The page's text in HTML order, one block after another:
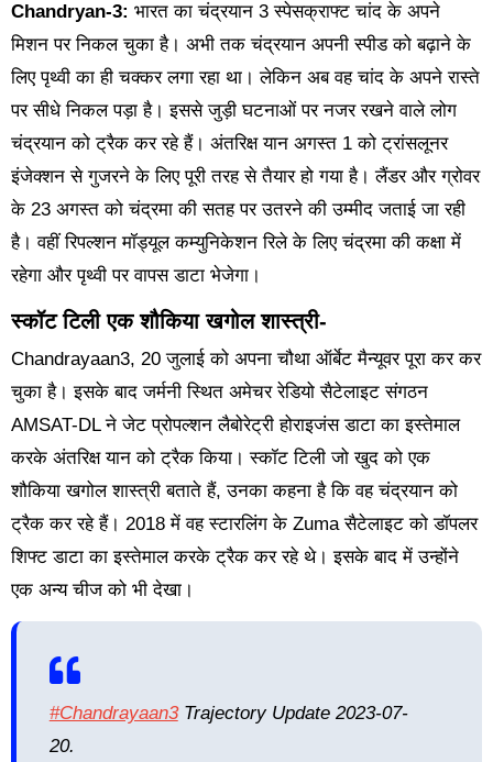
Chandryan-3: भारत का चंद्रयान 3 स्पेसक्राफ्ट चांद के अपने
मिशन पर निकल चुका है। अभी तक चंद्रयान अपनी स्पीड को बढ़ाने के
लिए पृथ्वी का ही चक्कर लगा रहा था। लेकिन अब वह चांद के अपने रास्ते
पर सीधे निकल पड़ा है। इससे जुड़ी घटनाओं पर नजर रखने वाले लोग
चंद्रयान को ट्रैक कर रहे हैं। अंतरिक्ष यान अगस्त 1 को ट्रांसलूनर
इंजेक्शन से गुजरने के लिए पूरी तरह से तैयार हो गया है। लैंडर और ग्रोवर
के 23 अगस्त को चंद्रमा की सतह पर उतरने की उम्मीद जताई जा रही
है। वहीं रिपल्शन मॉड्यूल कम्युनिकेशन रिले के लिए चंद्रमा की कक्षा में
रहेगा और पृथ्वी पर वापस डाटा भेजेगा।
स्कॉट टिली एक शौकिया खगोल शास्त्री-
Chandrayaan3, 20 जुलाई को अपना चौथा ऑर्बेट मैन्यूवर पूरा कर कर
चुका है। इसके बाद जर्मनी स्थित अमेचर रेडियो सैटेलाइट संगठन
AMSAT-DL ने जेट प्रोपल्शन लैबोरेट्री होराइजंस डाटा का इस्तेमाल
करके अंतरिक्ष यान को ट्रैक किया। स्कॉट टिली जो खुद को एक
शौकिया खगोल शास्त्री बताते हैं, उनका कहना है कि वह चंद्रयान को
ट्रैक कर रहे हैं। 2018 में वह स्टारलिंग के Zuma सैटेलाइट को डॉपलर
शिफ्ट डाटा का इस्तेमाल करके ट्रैक कर रहे थे। इसके बाद में उन्होंने
एक अन्य चीज को भी देखा।
#Chandrayaan3Trajectory Update 2023-07-
20.